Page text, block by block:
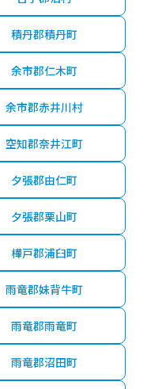
積丹郡積丹町
余市郡仁木町
余市郡赤井川村
空知郡奈井江町
夕張郡由仁町
夕張郡栗山町
樺戸郡浦臼町
雨竜郡妹背牛町
雨竜郡雨竜町
雨竜郡沼田町